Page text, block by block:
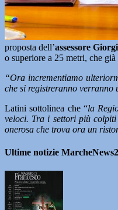
proposta dell’assessore
o superiore a 25 metri, che
“Ora incrementiamo
che si registreranno verranno
Latini sottolinea che “la
veloci. Tra i settori più colpiti
onerosa che trova ora un
Ultime notizie